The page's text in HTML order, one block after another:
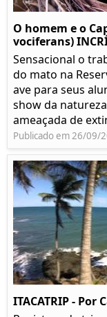
O homem e o
vociferans)
Sensacional o
do mato na
ave para seus
show da
ameaçada de
Publicado em 26/09/
ITACATRIP -